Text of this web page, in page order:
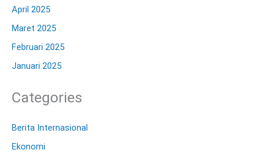
April 2025
Maret 2025
Februari 2025
Januari 2025
Categories
Berita Internasional
Ekonomi